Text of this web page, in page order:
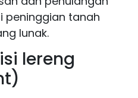
peninggian tanah
lunak.
lereng